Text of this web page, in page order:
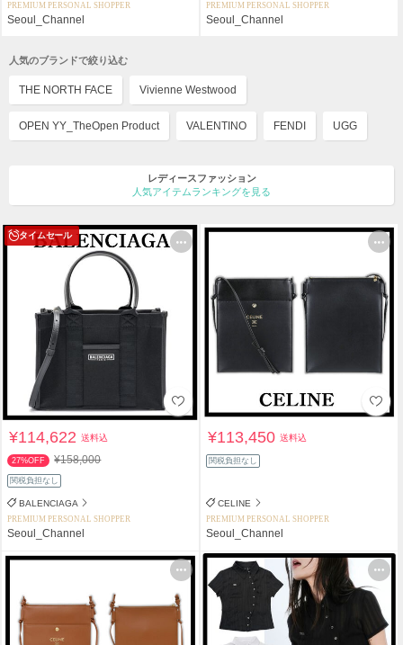
PREMIUM PERSONAL SHOPPER
Seoul_Channel
PREMIUM PERSONAL SHOPPER
Seoul_Channel
人気のブランドで絞り込む
THE NORTH FACE Vivienne Westwood
OPEN YY_TheOpen Product VALENTINO FENDI UGG
レディースファッション
人気アイテムランキングを見る
タイムセール
¥114,622送料込
27%OFF ¥158,000
関税負担なし
BALENCIAGA
PREMIUM PERSONAL SHOPPER
Seoul_Channel
¥113,450送料込
関税負担なし
CELINE
PREMIUM PERSONAL SHOPPER
Seoul_Channel